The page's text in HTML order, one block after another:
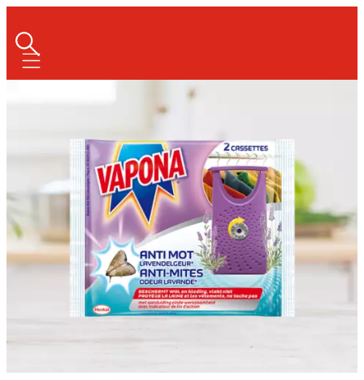
Mobile navigation